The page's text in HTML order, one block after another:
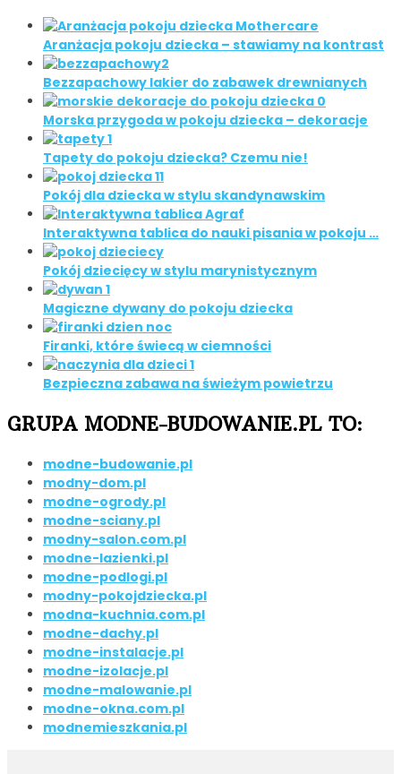
Aranżacja pokoju dziecka – stawiamy na kontrast
Bezzapachowy lakier do zabawek drewnianych
Morska przygoda w pokoju dziecka – dekoracje
Tapety do pokoju dziecka? Czemu nie!
Pokój dla dziecka w stylu skandynawskim
Interaktywna tablica do nauki pisania w pokoju …
Pokój dziecięcy w stylu marynistycznym
Magiczne dywany do pokoju dziecka
Firanki, które świecą w ciemności
Bezpieczna zabawa na świeżym powietrzu
GRUPA MODNE-BUDOWANIE.PL TO:
modne-budowanie.pl
modny-dom.pl
modne-ogrody.pl
modne-sciany.pl
modny-salon.com.pl
modne-lazienki.pl
modne-podlogi.pl
modny-pokojdziecka.pl
modna-kuchnia.com.pl
modne-dachy.pl
modne-instalacje.pl
modne-izolacje.pl
modne-malowanie.pl
modne-okna.com.pl
modnemieszkania.pl